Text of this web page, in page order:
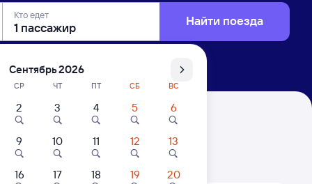
Кто едет Найти поезда
Цены за 1 пассажира
Сентябрь 2026
СР ЧТ ПТ СБ ВС
2 3 4 5 6
9 10 11 12 13
16 17 18 19 20